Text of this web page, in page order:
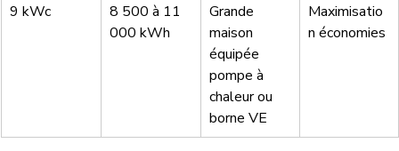
9 kWc
8 500 à 11
000 kWh
Grande
maison
équipée
pompe à
chaleur ou
borne VE
Maximisatio
n économies